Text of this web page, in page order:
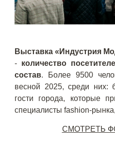
Выставка «Индустрия
- количество
состав. Более 9500
весной 2025, среди них:
гости города, которые
специалисты fashion-
СМОТРЕТЬ